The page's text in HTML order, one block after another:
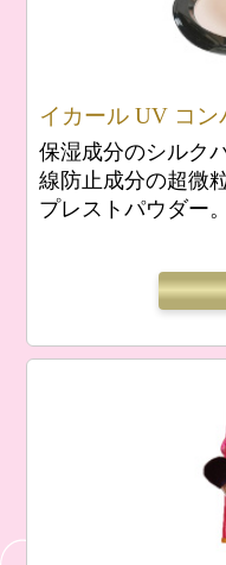
イカール UV コン
保湿成分のシルク
線防止成分の超微
プレストパウダー。